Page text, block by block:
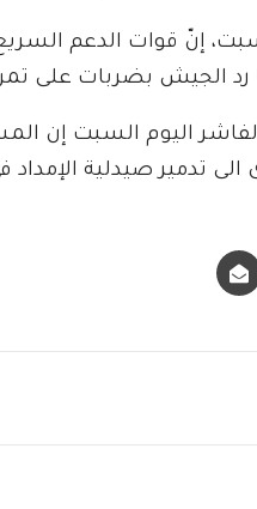
إنّ قوات الدعم
رد الجيش بضربات على
الفاشر اليوم السبت
تدمير صيدلية